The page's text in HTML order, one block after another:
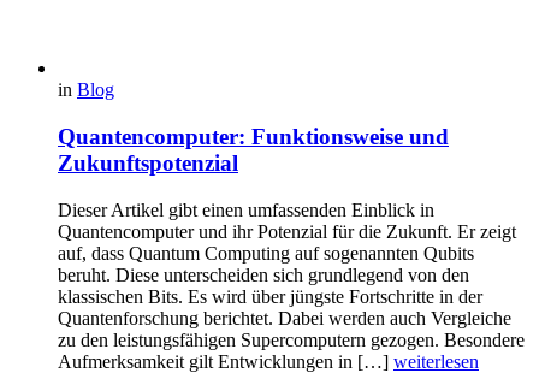
in Blog
Quantencomputer: Funktionsweise und
Zukunftspotenzial
Dieser Artikel gibt einen umfassenden Einblick in
Quantencomputer und ihr Potenzial für die Zukunft. Er zeigt
auf, dass Quantum Computing auf sogenannten Qubits
beruht. Diese unterscheiden sich grundlegend von den
klassischen Bits. Es wird über jüngste Fortschritte in der
Quantenforschung berichtet. Dabei werden auch Vergleiche
zu den leistungsfähigen Supercomputern gezogen. Besondere
Aufmerksamkeit gilt Entwicklungen in […] weiterlesen